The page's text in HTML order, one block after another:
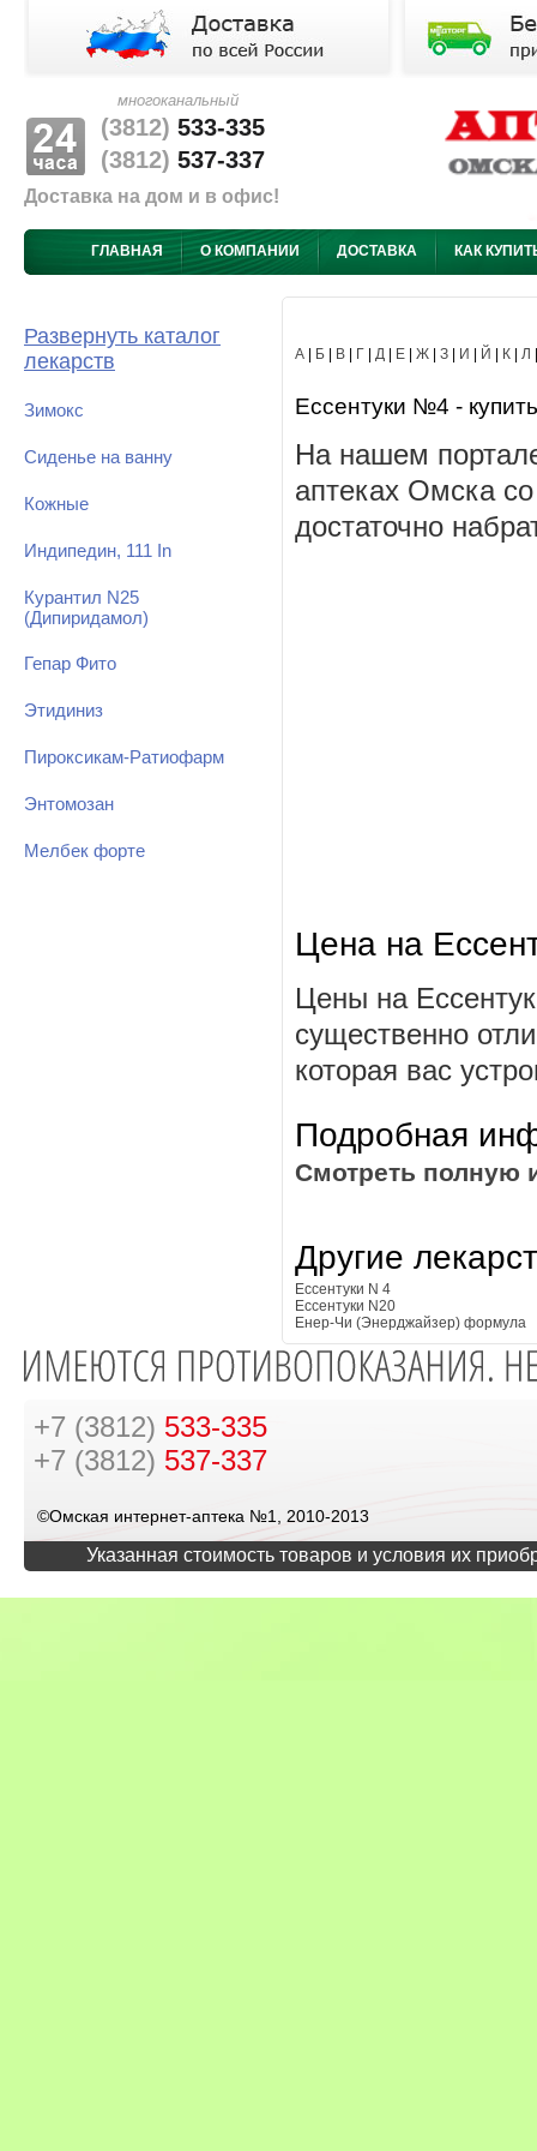
многоканальный
(3812) 533-335
(3812) 537-337
Доставка на дом и в офис!
ГЛАВНАЯ О КОМПАНИИ ДОСТАВКА КАК
Развернуть каталог
лекарств
Зимокс
Сиденье на ванну
Кожные
Индипедин, 111 In
Курантил N25
(Дипиридамол)
Гепар Фито
Этидиниз
Пироксикам-Ратиофарм
Энтомозан
Мелбек форте
А Б В Г Д Е Ж З И Й К Л
Ессентуки №4 -
На нашем
аптеках Омска
достаточно
Цена на
Цены на
существенно
которая вас
Подробная
Смотреть полную
Другие
Ессентуки N 4
Ессентуки N20
Енер-Чи (Энерджайзер) формула
+7 (3812) 533-335
+7 (3812) 537-337
©Омская интернет-аптека №1, 2010-2013
Указанная стоимость товаров и условия их